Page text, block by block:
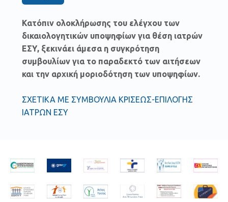
Κατόπιν ολοκλήρωσης του ελέγχου των
δικαιολογητικών υποψηφίων για θέση ιατρών
ΕΣΥ, ξεκινάει άμεσα η συγκρότηση
συμβουλίων για το παραδεκτό των αιτήσεων
και την αρχική μοριοδότηση των υποψηφίων.
ΣΧΕΤΙΚΑ ΜΕ ΣΥΜΒΟΥΛΙΑ ΚΡΙΣΕΩΣ-ΕΠΙΛΟΓΗΣ
ΙΑΤΡΩΝ ΕΣΥ